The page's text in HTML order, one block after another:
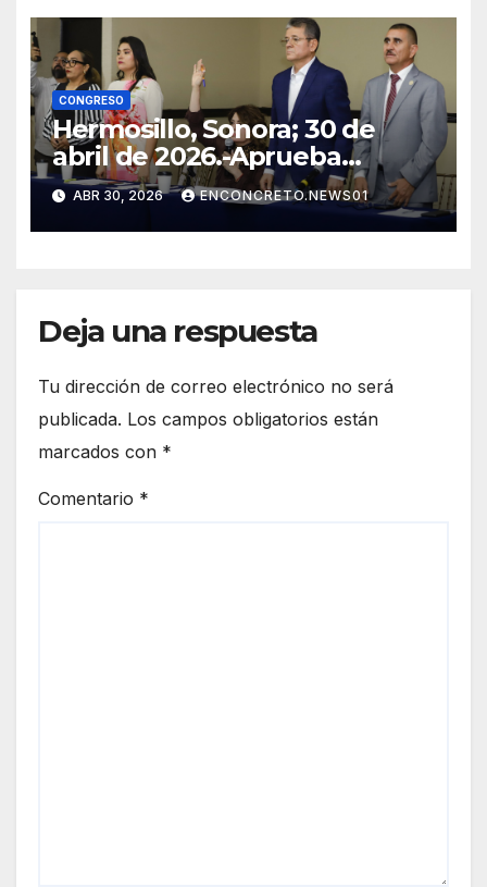
CONGRESO
Hermosillo, Sonora; 30 de
abril de 2026.-Aprueba
Congreso de Sonora ley para
personas migrantes, atiende
amparo y concluye periodo
ABR 30, 2026 ENCONCRETO.NEWS01
Deja una respuesta
Tu dirección de correo electrónico no será
publicada. Los campos obligatorios están
marcados con *
Comentario *